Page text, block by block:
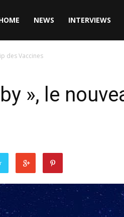
NEWS INTERVIEWS
des Vaccines
», le